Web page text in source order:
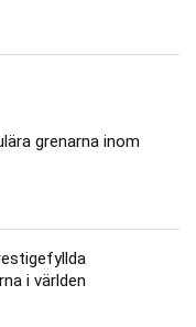
grenarna inom
i världen